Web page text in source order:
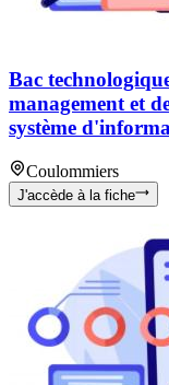
Bac
management et
système
Coulommiers
J'accède à la fiche